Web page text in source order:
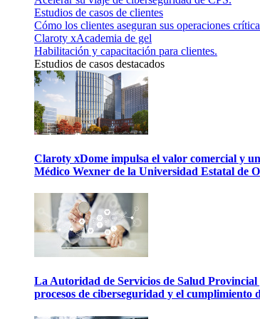
Estudios de casos de clientes
Cómo los clientes aseguran sus operaciones
Claroty xAcademia de gel
Habilitación y capacitación para clientes.
Estudios de casos destacados
Claroty xDome impulsa el valor comercial y
Médico Wexner de la Universidad Estatal de
La Autoridad de Servicios de Salud
procesos de ciberseguridad y el cumplimiento